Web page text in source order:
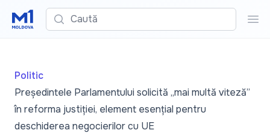
Caută
Politic
Președintele Parlamentului solicită „mai multă viteză”
în reforma justiției, element esențial pentru
deschiderea negocierilor cu UE